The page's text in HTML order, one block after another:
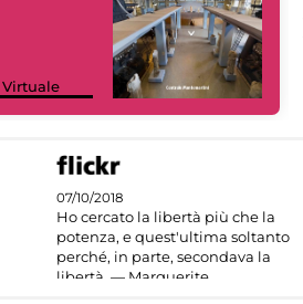
Virtuale
07/10/2018
Ho cercato la libertà più che la
potenza, e quest'ultima soltanto
perché, in parte, secondava la
libertà. — Marguerite